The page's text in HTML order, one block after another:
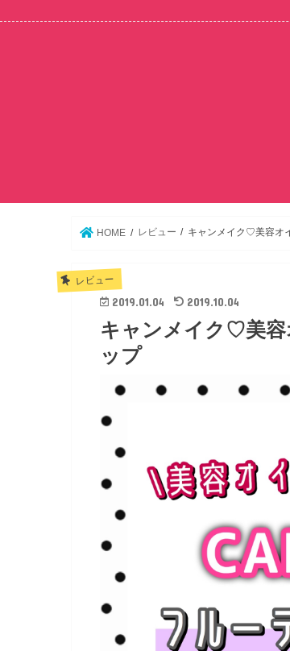
HOME レビュー キャンメイク♡美容オ
レビュー
2019.01.04 2019.10.04
キャンメイク♡美容
ップ